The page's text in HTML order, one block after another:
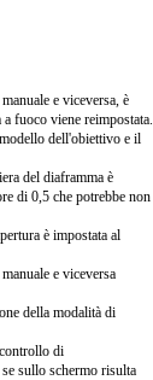
e viceversa, è
fuoco viene reimpostata.
dell'obiettivo e il
del diaframma è
di 0,5 che potrebbe non
è impostata al
e viceversa
della modalità di
di
sullo schermo risulta